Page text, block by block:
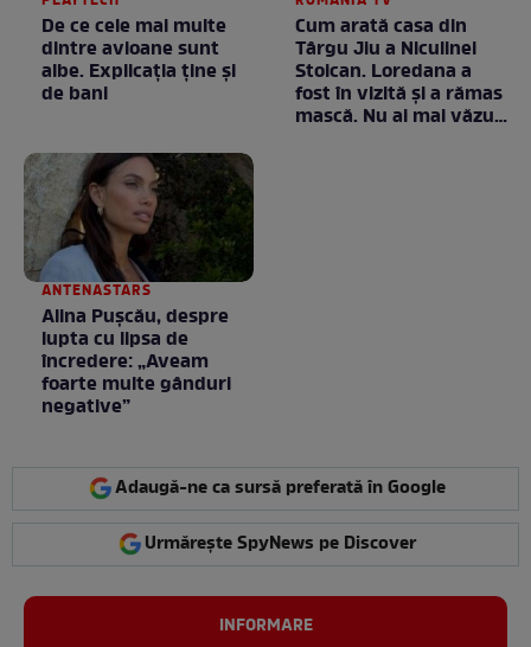
De ce cele mai multe
dintre avioane sunt
albe. Explicația ține și
de bani
Cum arată casa din
Târgu Jiu a Niculinei
Stoican. Loredana a
fost în vizită și a rămas
mască. Nu ai mai văzut
ANTENASTARS
Alina Pușcău, despre
lupta cu lipsa de
încredere: „Aveam
foarte multe gânduri
negative”
Adaugă-ne ca sursă preferată în Google
Urmărește SpyNews pe Discover
INFORMARE